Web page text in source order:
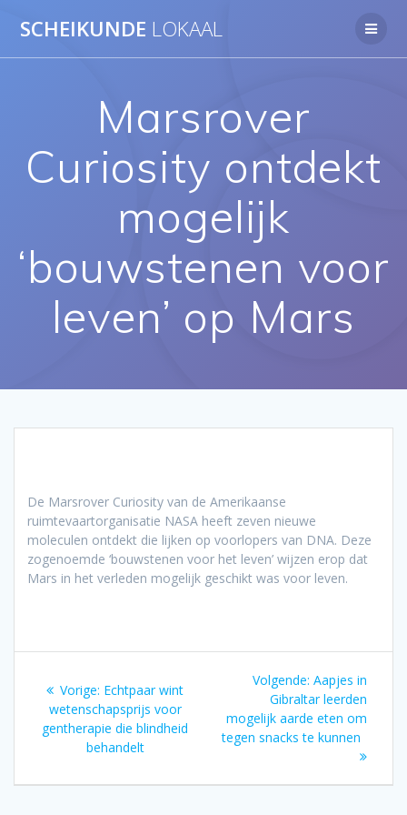
naar
SCHEIKUNDE LOKAAL
Marsrover
Curiosity ontdekt
mogelijk
‘bouwstenen voor
leven’ op Mars
De Marsrover Curiosity van de Amerikaanse
ruimtevaartorganisatie NASA heeft zeven nieuwe
moleculen ontdekt die lijken op voorlopers van DNA. Deze
zogenoemde ‘bouwstenen voor het leven’ wijzen erop dat
Mars in het verleden mogelijk geschikt was voor leven.
navigatie
Vorige: Vorig
bericht:
Echtpaar wint
wetenschapsprijs voor
gentherapie die blindheid
behandelt
Volgende: Volgend
bericht:
Aapjes in
Gibraltar leerden
mogelijk aarde eten om
tegen snacks te kunnen